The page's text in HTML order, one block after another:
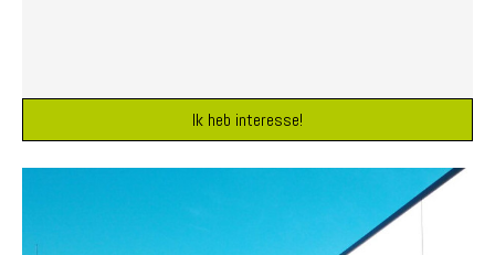
Ik heb interesse!